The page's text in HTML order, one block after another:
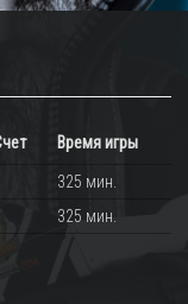
Время игры
325 мин.
325 мин.